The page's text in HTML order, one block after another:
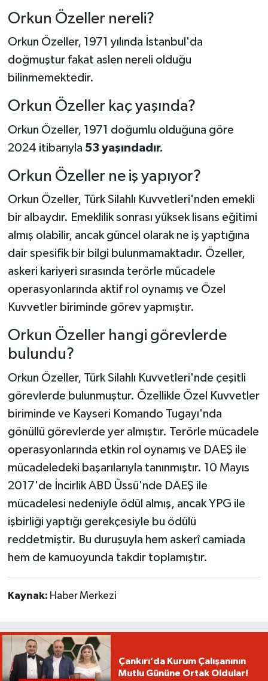
Orkun Özeller nereli?
Orkun Özeller, 1971 yılında İstanbul'da
doğmuştur fakat aslen nereli olduğu
bilinmemektedir.
Orkun Özeller kaç yaşında?
Orkun Özeller, 1971 doğumlu olduğuna göre
2024 itibarıyla 53 yaşındadır.
Orkun Özeller ne iş yapıyor?
Orkun Özeller, Türk Silahlı Kuvvetleri'nden emekli
bir albaydır. Emeklilik sonrası yüksek lisans eğitimi
almış olabilir, ancak güncel olarak ne iş yaptığına
dair spesifik bir bilgi bulunmamaktadır. Özeller,
askeri kariyeri sırasında terörle mücadele
operasyonlarında aktif rol oynamış ve Özel
Kuvvetler biriminde görev yapmıştır.
Orkun Özeller hangi görevlerde
bulundu?
Orkun Özeller, Türk Silahlı Kuvvetleri'nde çeşitli
görevlerde bulunmuştur. Özellikle Özel Kuvvetler
biriminde ve Kayseri Komando Tugayı'nda
gönüllü görevlerde yer almıştır. Terörle mücadele
operasyonlarında etkin rol oynamış ve DAEŞ ile
mücadeledeki başarılarıyla tanınmıştır. 10 Mayıs
2017'de İncirlik ABD Üssü'nde DAEŞ ile
mücadelesi nedeniyle ödül almış, ancak YPG ile
işbirliği yaptığı gerekçesiyle bu ödülü
reddetmiştir. Bu duruşuyla hem askerî camiada
hem de kamuoyunda takdir toplamıştır.
Kaynak: Haber Merkezi
Çankırı’da Kurum Çalışanının
Mutlu Gününe Ortak Oldular!